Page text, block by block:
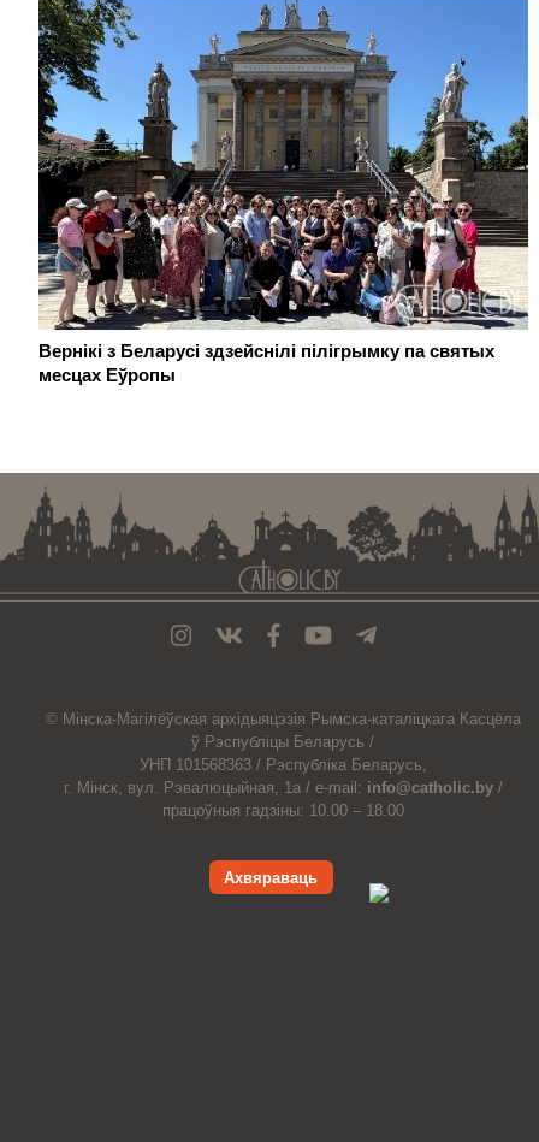
Вернікі з Беларусі здзейснілі пілігрымку па святых
месцах Еўропы
© Мiнска-Магiлёўская архiдыяцэзiя Рымска-каталіцкага Касцёла
ў Рэспубліцы Беларусь /
УНП 101568363 / Рэспубліка Беларусь,
г. Мінск, вул. Рэвалюцыйная, 1а / e-mail: info@catholic.by /
працоўныя гадзіны: 10.00 – 18.00
Ахвяраваць